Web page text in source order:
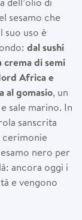
sesamo che
uso è
dal sushi
crema di semi
Africa e
al gomasio, un
sale marino. In
sanscrita
cerimonie
nero per
ancora oggi i
e vengono